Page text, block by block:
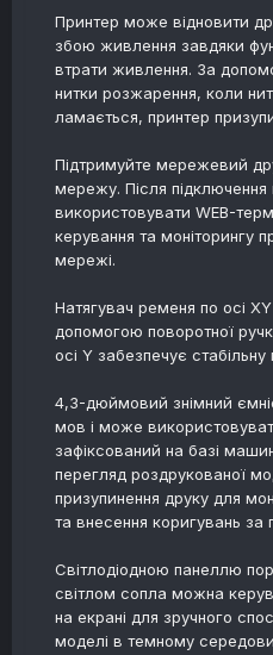
Принтер може відновити
збою живлення завдяки
втрати живлення. За
нитки розжарення, коли
ламається, принтер
Підтримуйте мережевий
мережу. Після
використовувати WEB-
керування та моніторингу
мережі.
Натягувач ременя по осі
допомогою поворотної
осі Y забезпечує
4,3-дюймовий знімний
мов і може
зафіксований на базі
перегляд роздрукованої
призупинення друку для
та внесення коригувань за
Світлодіодною панеллю
світлом сопла можна
на екрані для зручного
моделі в темному